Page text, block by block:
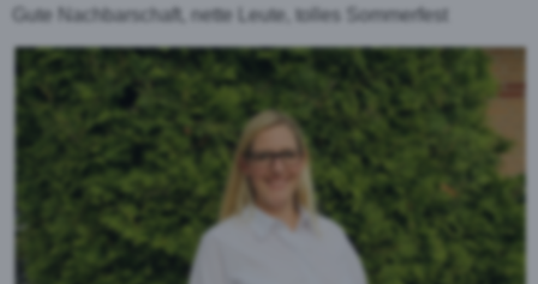
Gute Nachbarschaft, nette Leute, tolles Sommerfest